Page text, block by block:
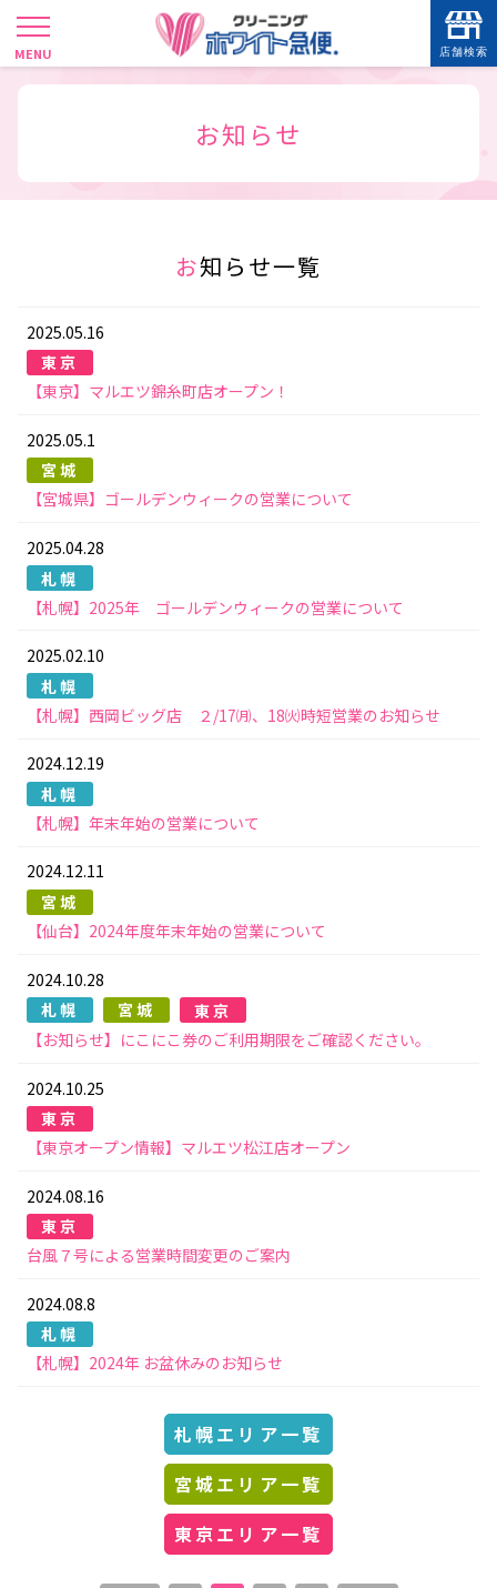
店舗検索
SHOP SEARCH
お知らせ
お知らせ一覧
2025.05.16
東京
【東京】マルエツ錦糸町店オープン！
2025.05.1
宮城
【宮城県】ゴールデンウィークの営業について
2025.04.28
札幌
【札幌】2025年 ゴールデンウィークの営業について
2025.02.10
札幌
【札幌】西岡ビッグ店 ２/17㈪、18㈫時短営業のお知らせ
2024.12.19
札幌
【札幌】年末年始の営業について
2024.12.11
宮城
【仙台】2024年度年末年始の営業について
2024.10.28
札幌
宮城
東京
【お知らせ】にこにこ券のご利用期限をご確認ください。
2024.10.25
東京
【東京オープン情報】マルエツ松江店オープン
2024.08.16
東京
台風７号による営業時間変更のご案内
2024.08.8
札幌
【札幌】2024年 お盆休みのお知らせ
札幌エリア一覧
宮城エリア一覧
東京エリア一覧